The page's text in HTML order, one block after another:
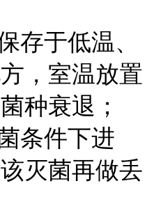
存于低温、
，室温放置
种衰退；
条件下进
灭菌再做丢